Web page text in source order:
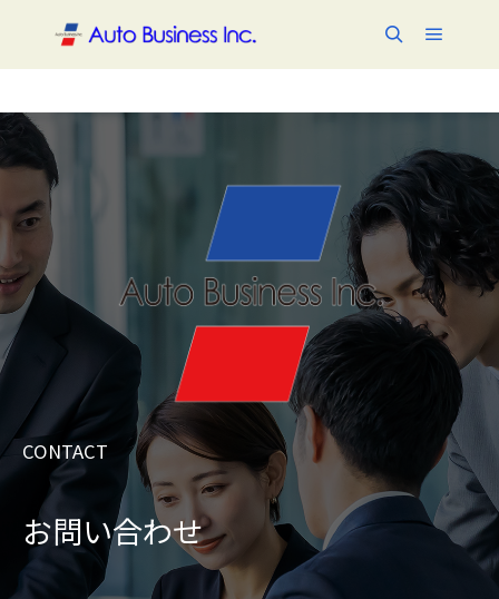
CONTACT
お問い合わせ